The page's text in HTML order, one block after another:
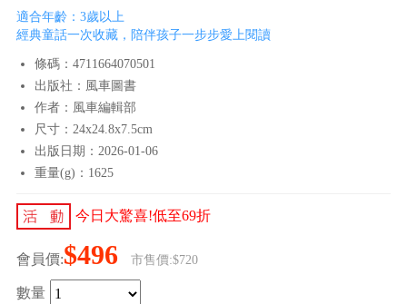
適合年齡：3歲以上
經典童話一次收藏，陪伴孩子一步步愛上閱讀
條碼：4711664070501
出版社：風車圖書
作者：風車編輯部
尺寸：24x24.8x7.5cm
出版日期：2026-01-06
重量(g)：1625
今日大驚喜!低至69折
會員價:$496 市售價:$720
數量